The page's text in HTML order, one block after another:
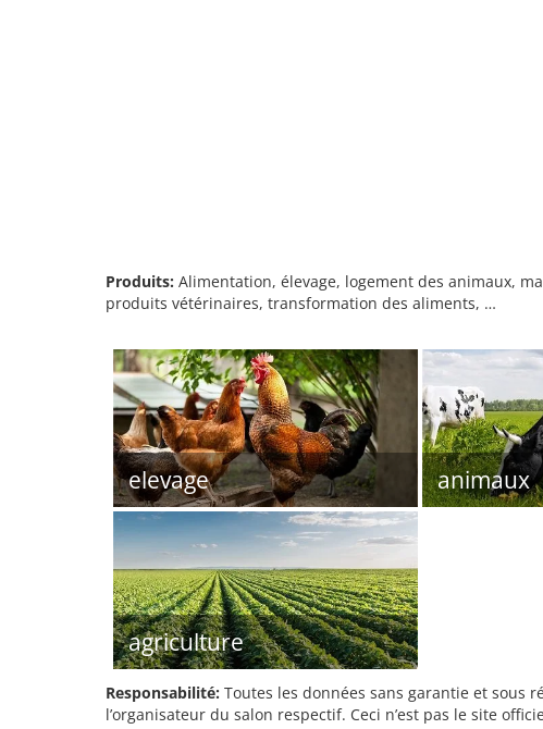
Produits: Alimentation, élevage, logement des animaux,
produits vétérinaires, transformation des aliments, …
elevage animaux
agriculture
Responsabilité: Toutes les données sans garantie et sous
l’organisateur du salon respectif. Ceci n’est pas le site